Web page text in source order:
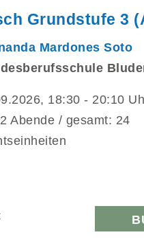
Grundstufe 3
Mardones Soto
18:30 - 20:10
Abende / gesamt: 24